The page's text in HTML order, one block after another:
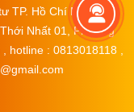
TP. Hồ Chí Minh.
Nhất 01, Phường
: 0813018118 ,